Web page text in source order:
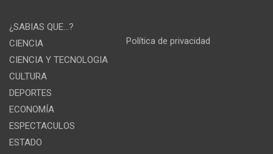
¿SABIAS QUE…?
CIENCIA
CIENCIA Y TECNOLOGIA
CULTURA
DEPORTES
ECONOMÍA
ESPECTACULOS
ESTADO
Política de privacidad